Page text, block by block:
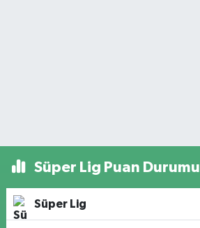
Süper Lig Puan Durumu
Süper Lig